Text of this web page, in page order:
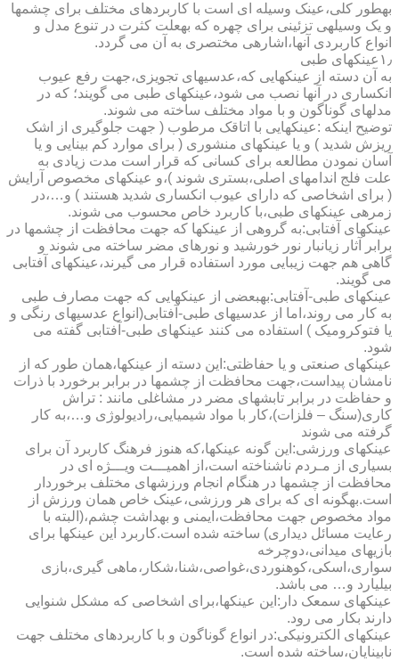
به­طور کلی،عینک وسیله ای است با کاربردهای مختلف برای چشمها
و یک وسیله­ی تزئینی برای چهره که به­علت کثرت در تنوع مدل و
انواع کاربردی آنها،اشاره­ی مختصری به آن می گردد.
۱٫عینکهای طبی
به آن دسته از عینکهایی که،عدسیهای تجویزی،جهت رفع عیوب
انکساری در آنها نصب می شود،عینکهای طبی می گویند؛ که در
مدلهای گوناگون و با مواد مختلف ساخته می شوند.
توضیح اینکه :عینکهایی با اتاقک مرطوب ( جهت جلوگیری از اشک
ریزش شدید ) و یا عینکهای منشوری ( برای موارد کم بینایی و یا
آسان نمودن مطالعه برای کسانی که قرار است مدت زیادی به
علت فلج اندامهای اصلی،بستری شوند )،و عینکهای مخصوص آرایش
( برای اشخاصی که دارای عیوب انکساری شدید هستند ) و…،در
زمره­ی عینکهای طبی،با کاربرد خاص محسوب می شوند.
عینکهای آفتابی:به گروهی از عینکها که جهت محافظت از چشمها در
برابر آثار زیانبار نور خورشید و نورهای مضر ساخته می شوند و
گاهی هم جهت زیبایی مورد استفاده قرار می گیرند،عینکهای آفتابی
می گویند.
عینکهای طبی-آفتابی:به­بعضی از عینکهایی که جهت مصارف طبی
به کار می روند،اما از عدسیهای طبی-آفتابی(انواع عدسیهای رنگی و
یا فتوکرومیک ) استفاده می کنند عینکهای طبی-آفتابی گفته می
شود.
عینکهای صنعتی و یا حفاظتی:این دسته از عینکها،همان طور که از
نامشان پیداست،جهت محافظت از چشمها در برابر برخورد با ذرات
و حفاظت در برابر تابشهای مضر در مشاغلی مانند : تراش
کاری(سنگ – فلزات)،کار با مواد شیمیایی،رادیولوژی و…،به کار
گرفته می شوند
عینکهای ورزشی:این گونه عینکها،که هنوز فرهنگ کاربرد آن برای
بسیاری از مـردم ناشناخته است،از اهمیـــت ویـــژه ای در
محافظت از چشمها در هنگام انجام ورزشهای مختلف برخوردار
است.به­گونه ای که برای هر ورزشی،عینک خاص همان ورزش از
مواد مخصوص جهت محافظت،ایمنی و بهداشت چشم،(البته با
رعایت مسائل دیداری) ساخته شده است.کاربرد این عینکها برای
بازیهای میدانی،دوچرخه
سواری،اسکی،کوهنوردی،غواصی،شنا،شکار،ماهی گیری،بازی
بیلیارد و… می باشد.
عینکهای سمعک دار:این عینکها،برای اشخاصی که مشکل شنوایی
دارند بکار می رود.
عینکهای الکترونیکی:در انواع گوناگون و با کاربردهای مختلف جهت
نابینایان،ساخته شده است.